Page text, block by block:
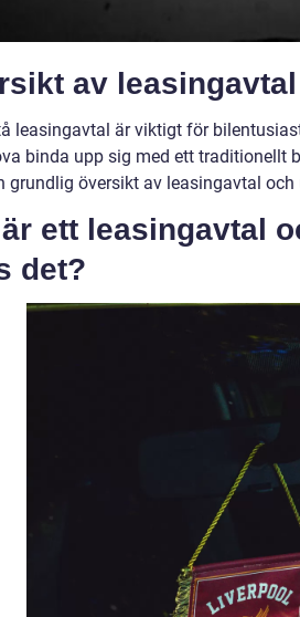
av leasingavtal
leasingavtal är viktigt för
binda upp sig med ett traditionellt
grundlig översikt av leasingavtal
ett leasingavtal
det?